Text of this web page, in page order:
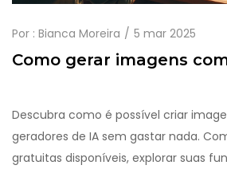
Por : Bianca Moreira 5 mar 2025
Como gerar imagens
Descubra como é possível criar
geradores de IA sem gastar nada.
gratuitas disponíveis, explorar suas